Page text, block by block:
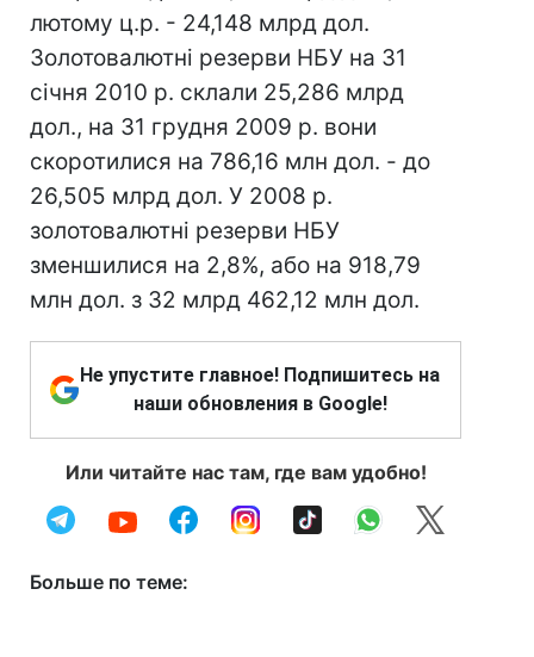
лютому ц.р. - 24,148 млрд дол.
Золотовалютні резерви НБУ на 31
січня 2010 р. склали 25,286 млрд
дол., на 31 грудня 2009 р. вони
скоротилися на 786,16 млн дол. - до
26,505 млрд дол. У 2008 р.
золотовалютні резерви НБУ
зменшилися на 2,8%, або на 918,79
млн дол. з 32 млрд 462,12 млн дол.
Не упустите главное! Подпишитесь на
наши обновления в Google!
Или читайте нас там, где вам удобно!
Больше по теме: